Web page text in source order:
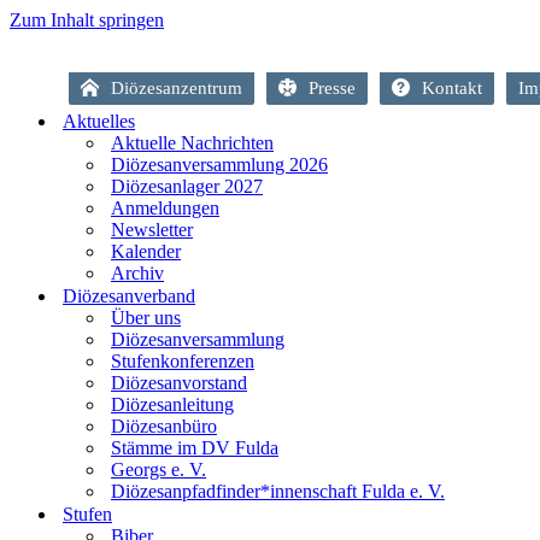
Zum Inhalt springen
Diözesanzentrum Presse Kontakt
Aktuelles
Aktuelle Nachrichten
Diözesanversammlung 2026
Diözesanlager 2027
Anmeldungen
Newsletter
Kalender
Archiv
Diözesanverband
Über uns
Diözesanversammlung
Stufenkonferenzen
Diözesanvorstand
Diözesanleitung
Diözesanbüro
Stämme im DV Fulda
Georgs e. V.
Diözesanpfadfinder*innenschaft Fulda e. V.
Stufen
Biber